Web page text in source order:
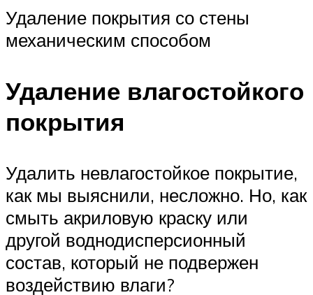
Удаление покрытия со стены
механическим способом
Удаление влагостойкого
покрытия
Удалить невлагостойкое покрытие,
как мы выяснили, несложно. Но, как
смыть акриловую краску или
другой воднодисперсионный
состав, который не подвержен
воздействию влаги?